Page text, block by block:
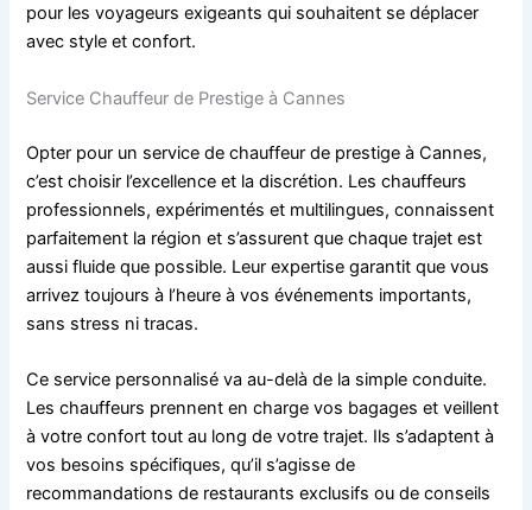
pour les voyageurs exigeants qui souhaitent se déplacer
avec style et confort.
Service Chauffeur de Prestige à Cannes
Opter pour un service de chauffeur de prestige à Cannes,
c’est choisir l’excellence et la discrétion. Les chauffeurs
professionnels, expérimentés et multilingues, connaissent
parfaitement la région et s’assurent que chaque trajet est
aussi fluide que possible. Leur expertise garantit que vous
arrivez toujours à l’heure à vos événements importants,
sans stress ni tracas.
Ce service personnalisé va au-delà de la simple conduite.
Les chauffeurs prennent en charge vos bagages et veillent
à votre confort tout au long de votre trajet. Ils s’adaptent à
vos besoins spécifiques, qu’il s’agisse de
recommandations de restaurants exclusifs ou de conseils